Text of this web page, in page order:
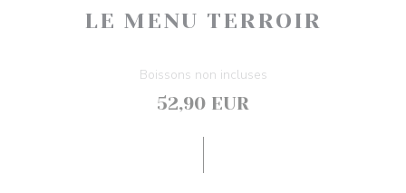
LE MENU TERROIR
Boissons non incluses
52,90 EUR